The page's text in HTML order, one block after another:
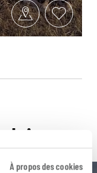
À propos des cookies